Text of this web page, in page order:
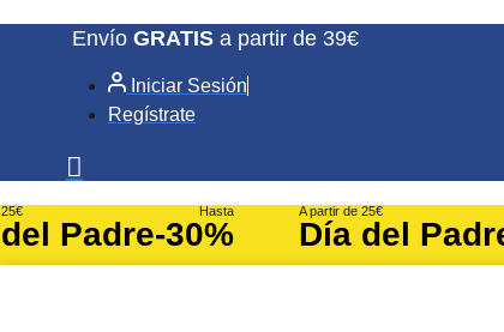
Envío GRATIS a partir de 39€
Iniciar Sesión
Regístrate
Padre
Hasta
-30%
A partir de 25€
Día del